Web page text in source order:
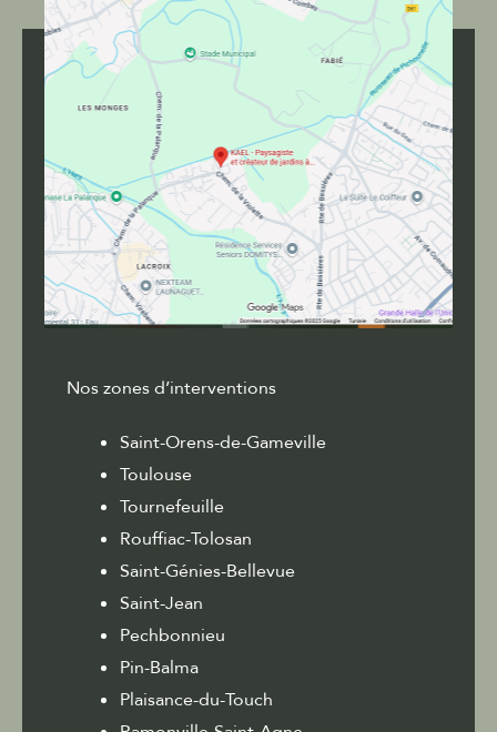
Nos zones d’interventions
Saint-Orens-de-Gameville
Toulouse
Tournefeuille
Rouffiac-Tolosan
Saint-Génies-Bellevue
Saint-Jean
Pechbonnieu
Pin-Balma
Plaisance-du-Touch